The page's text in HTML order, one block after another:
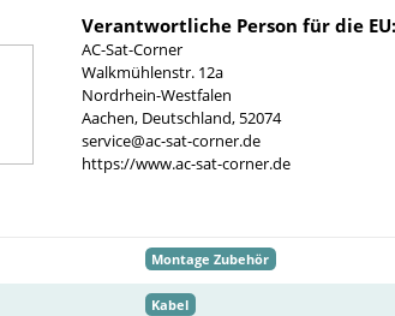
Verantwortliche Person für die EU:
AC-Sat-Corner
Walkmühlenstr. 12a
Nordrhein-Westfalen
Aachen, Deutschland, 52074
service@ac-sat-corner.de
https://www.ac-sat-corner.de
Montage Zubehör
Kabel